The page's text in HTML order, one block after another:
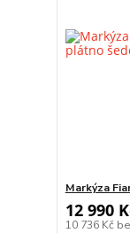
Markýza
12 990
10 736 Kč